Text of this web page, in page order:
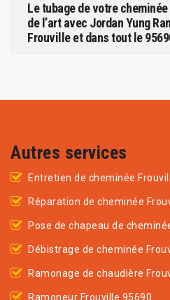
Le tubage de votre
de l’art avec Jordan Yung
Frouville et dans tout le
Autres services
Entretien de cheminée
Réparation de cheminée
Pose de chapeau de
Débistrage de cheminée
Ramonage de chaudière
Ramoneur Frouville 95690